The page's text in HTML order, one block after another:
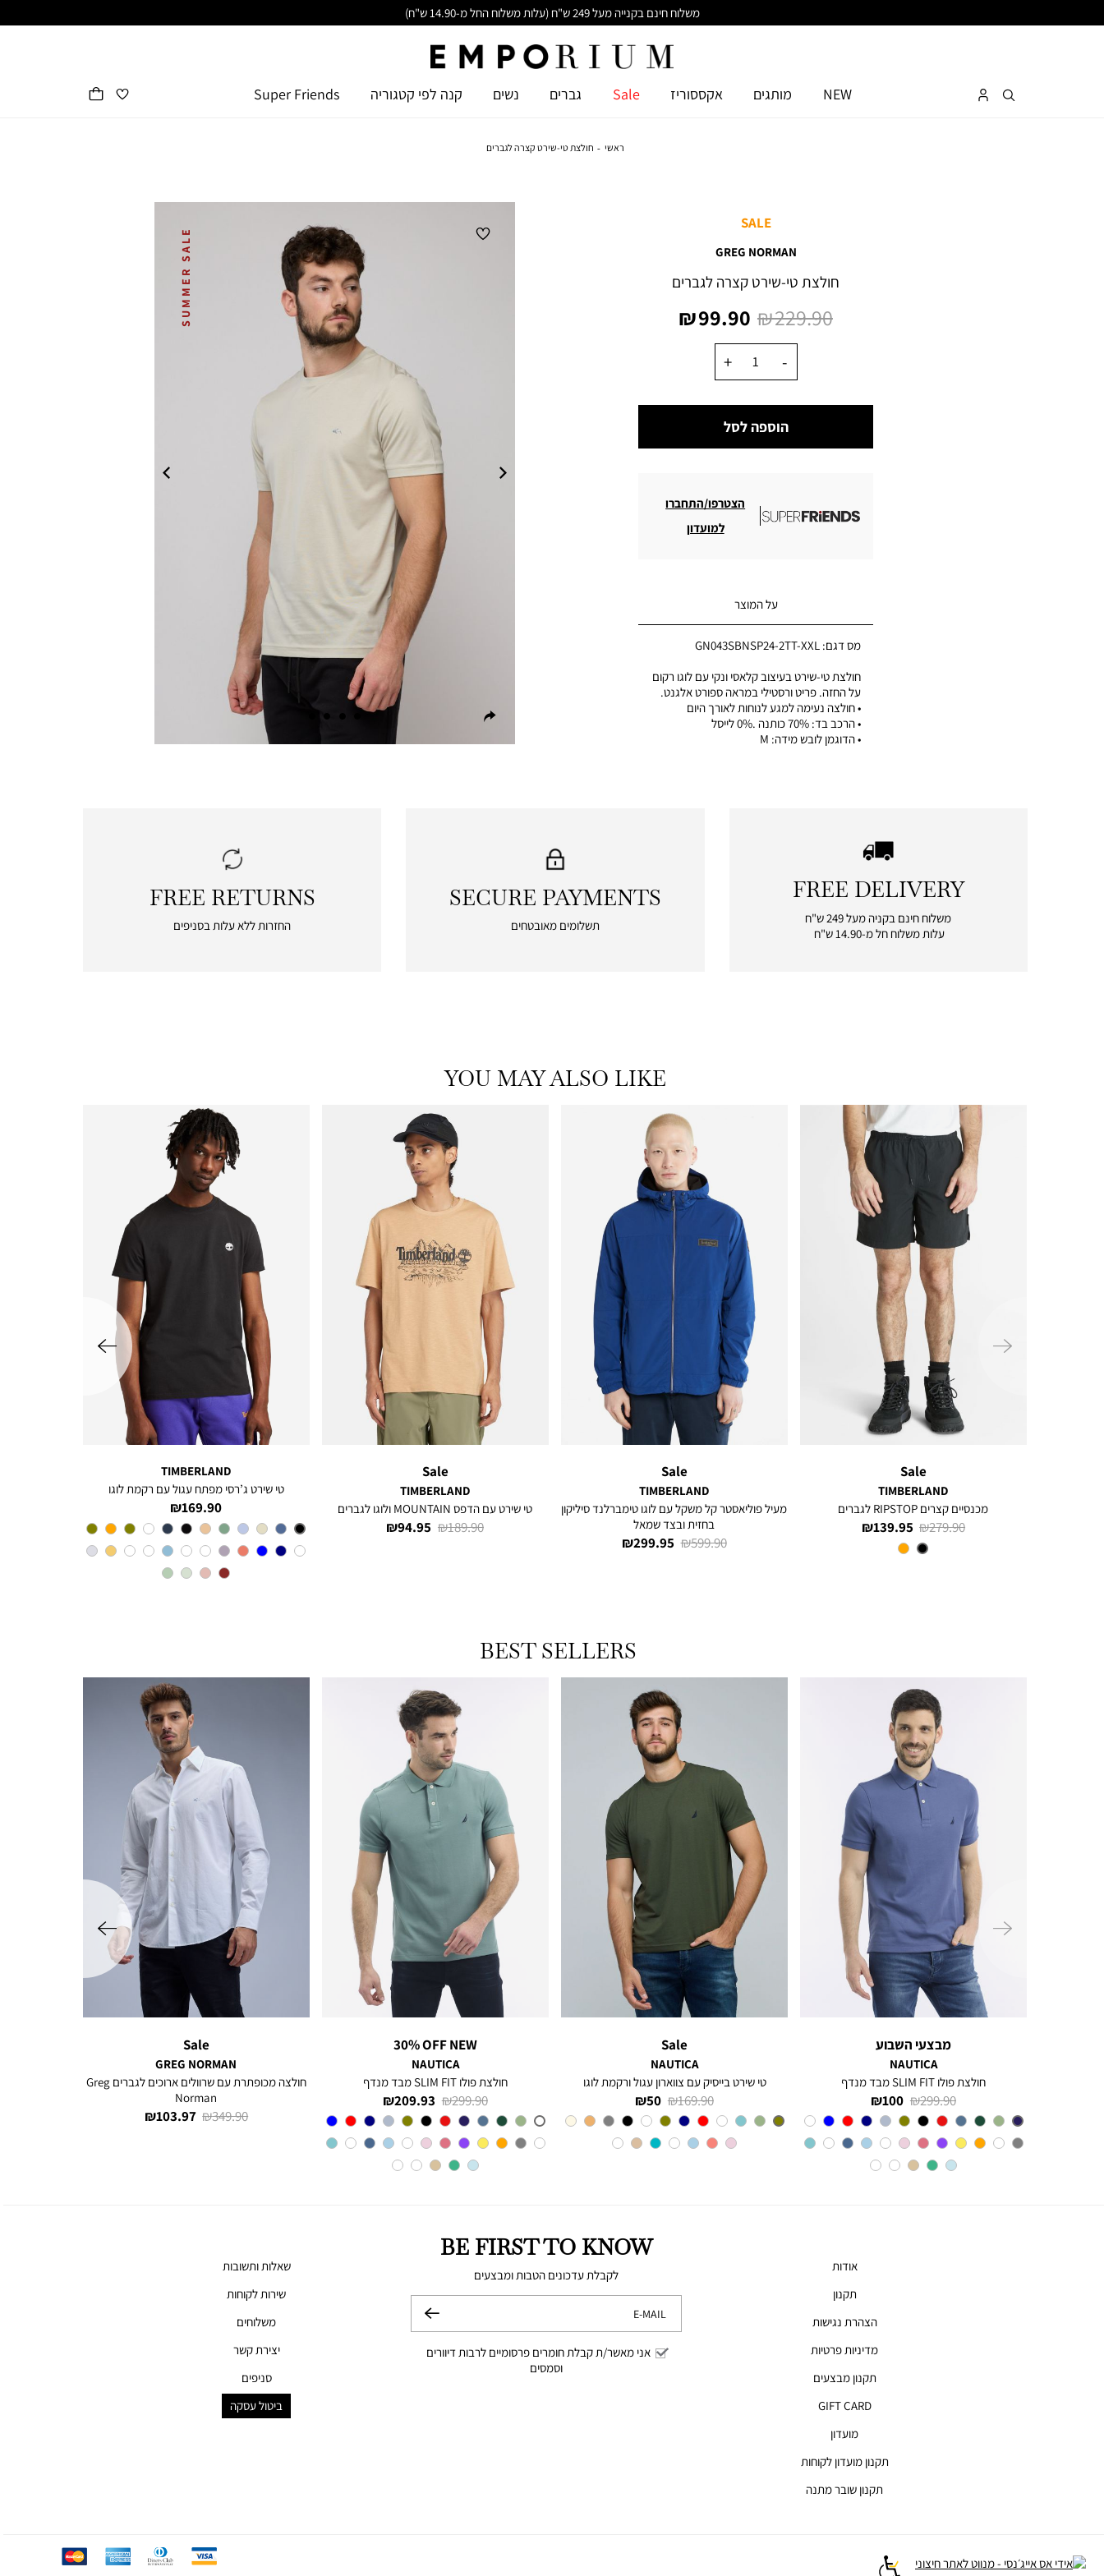
משלוח חינם בקנייה מעל 249 ש"ח (עלות משלוח החל מ-14.90 ש"ח)
NEW מותגים אקססוריז Sale גברים נשים קנה לפי קטגוריה Super Friends
ראשי חולצת טי-שירט קצרה לגברים
SUMMER SALE
SALE
GREG NORMAN
חולצת טי-שירט קצרה לגברים
מחיר
מוצר
99.90 ₪
מחיר
229.90 ₪
הוספה לסל
הצטרפו/התחברו
למועדון
על המוצר
מס דגם: GN043SBNSP24-2TT-XXL
חולצת טי-שירט בעיצוב קלאסי ונקי עם לוגו רקום
על החזה. פריט ורסטילי במראה ספורט אלגנט.
• חולצה נעימה למגע לנוחות לאורך היום
• הרכב בד: 70% כותנה .0% לייסל
• הדוגמן לובש מידה: M
|
free
delivery
|
FREE DELIVERY
משלוח חינם בקניה מעל 249 ש"ח
עלות משלוח חל מ-14.90 ש"ח
|
payments
SECURE PAYMENTS
תשלומים מאובטחים
|
returns
FREE RETURNS
החזרות ללא עלות בסניפים
YOU MAY ALSO LIKE
ימינה
Sale
TIMBERLAND
מכנסיים קצרים RIPSTOP לגברים
מחיר
מוצר
139.95 ₪
מחיר
279.90 ₪
צבע
Black
Sale
TIMBERLAND
מעיל פוליאסטר קל משקל עם לוגו טימברלנד סיליקון
בחזית ובצד שמאל
מחיר
299.95 ₪
מחיר
599.90 ₪
Sale
TIMBERLAND
טי שירט עם הדפס MOUNTAIN ולוגו לגברים
מחיר
94.95 ₪
מחיר
189.90 ₪
TIMBERLAND
טי שירט ג’רסי מפתח עגול עם רקמת לוגו
מחיר
מוצר
169.90 ₪
צבע
Black
שמאלה
BEST SELLERS
ימינה
מבצעי השבוע
NAUTICA
חולצת פולו SLIM FIT מבד מנדף
מחיר
מוצר
100 ₪
מחיר
רגיל
299.90 ₪
צבע
BLUE
INDIGO
Sale
NAUTICA
טי שירט בייסיק עם צווארון עגול ורקמת לוגו
מחיר
מוצר
50 ₪
מחיר
רגיל
169.90 ₪
צבע
Olive
30% OFF NEW
NAUTICA
חולצת פולו SLIM FIT מבד מנדף
מחיר
מוצר
209.93 ₪
מחיר
רגיל
299.90 ₪
צבע
A6M
Sale
GREG NORMAN
חולצה מכופתרת עם שרוולים ארוכים לגברים Greg
Norman
מחיר
103.97 ₪
מחיר
349.90 ₪
שמאלה
BE FIRST TO KNOW
לקבלת עדכונים הטבות ומבצעים
E-MAIL
אני מאשר/ת קבלת חומרים פרסומיים לרבות דיוורים
וסמסים
שלח
אודות
תקנון
הצהרת נגישות
מדיניות פרטיות
תקנון מבצעים
GIFT CARD
מועדון
תקנון מועדון לקוחות
תקנון שובר מתנה
שאלות ותשובות
שירות לקוחות
משלוחים
יצירת קשר
סניפים
ביטול עסקה
visa
diners
ae
mc